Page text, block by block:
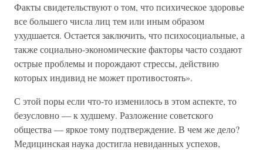
Факты свидетельствуют о том, что психическое здоровье
все большего числа лиц тем или иным образом
ухудшается. Остается заключить, что психосоциальные, а
также социально-экономические факторы часто создают
острые проблемы и порождают стрессы, действию
которых индивид не может противостоять».
С этой поры если что-то изменилось в этом аспекте, то
безусловно — к худшему. Разложение советского
общества — яркое тому подтверждение. В чем же дело?
Медицинская наука достигла невиданных успехов,